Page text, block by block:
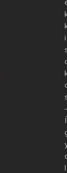
i
Í
l